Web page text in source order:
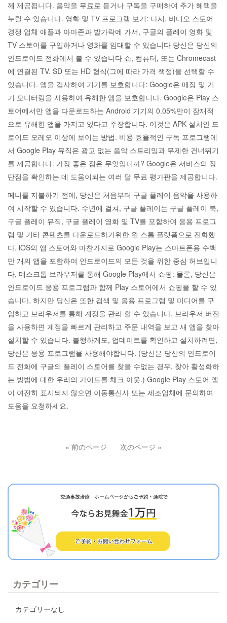
께 제공됩니다. 음악을 무료로 듣거나 구독을 구매하여 추가 혜택을
누릴 수 있습니다. 영화 및 TV 프로그램 보기: 다시, 비디오 스토어
경쟁 업체 애플과 아마존과 발가락에 가서, 구글의 플레이 영화 및
TV 스토어를 구입하거나 영화를 임대할 수 있습니다 당신은 당신의
안드로이드 전화에서 볼 수 있습니다 쇼, 컴퓨터, 또는 Chromecast
에 연결된 TV. SD 또는 HD 형식(그에 따라 가격 책정)을 선택할 수
있습니다. 앱을 검사하여 기기를 보호합니다: Google은 매장 및 기
기 모니터링을 사용하여 유해한 앱을 보호합니다. Google은 Play 스
토어에서만 앱을 다운로드하는 Android 기기의 0.05%만이 잠재적
으로 유해한 앱을 가지고 있다고 주장합니다. 이것은 APK 설치안 드
로이드 오레오 이상에 보이는 방법. 비용 효율적인 구독 프로그램에
서 Google Play 뮤직은 광고 없는 음악 스트리밍과 무제한 건너뛰기
를 제공합니다. 가장 좋은 점은 무엇입니까? Google은 서비스의 장
단점을 확인하는 데 도움이되는 여러 달 무료 평가판을 제공합니다.
페니를 지불하기 전에, 당신은 처음부터 구글 플레이 음악을 사용하
여 시작할 수 있습니다. 수년에 걸쳐, 구글 플레이는 구글 플레이 북,
구글 플레이 뮤직, 구글 플레이 영화 및 TV를 포함하여 응용 프로그
램 및 기타 콘텐츠를 다운로드하기위한 원 스톱 플랫폼으로 진화했
다. iOS의 앱 스토어와 마찬가지로 Google Play는 스마트폰용 수백
만 개의 앱을 포함하여 안드로이드의 모든 것을 위한 중심 허브입니
다. 데스크톱 브라우저를 통해 Google Play에서 쇼핑: 물론, 당신은
안드로이드 응용 프로그램과 함께 Play 스토어에서 쇼핑을 할 수 있
습니다, 하지만 당신은 또한 검색 및 응용 프로그램 및 미디어를 구
입하고 브라우저를 통해 계정을 관리 할 수 있습니다. 브라우저 버전
을 사용하면 계정을 빠르게 관리하고 주문 내역을 보고 새 앱을 찾아
설치할 수 있습니다. 불행하게도, 업데이트를 확인하고 설치하려면,
당신은 응용 프로그램을 사용해야합니다. (당신은 당신의 안드로이
드 전화에 구글의 플레이 스토어를 찾을 수없는 경우, 찾아 활성화하
는 방법에 대한 우리의 가이드를 체크 아웃.) Google Play 스토어 앱
이 여전히 표시되지 않으면 이동통신사 또는 제조업체에 문의하여
도움을 요청하세요.
« 前のページ 次のページ »
カテゴリー
カテゴリーなし